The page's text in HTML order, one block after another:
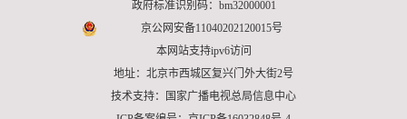
政府标准识别码：bm32000001
京公网安备11040202120015号
本网站支持ipv6访问
地址：北京市西城区复兴门外大街2号
技术支持：国家广播电视总局信息中心